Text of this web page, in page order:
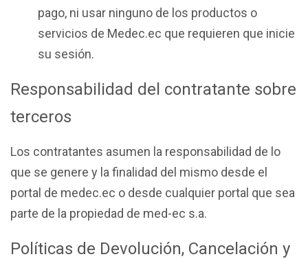
pago, ni usar ninguno de los productos o
servicios de Medec.ec que requieren que inicie
su sesión.
Responsabilidad del contratante sobre
terceros
Los contratantes asumen la responsabilidad de lo
que se genere y la finalidad del mismo desde el
portal de medec.ec o desde cualquier portal que sea
parte de la propiedad de med-ec s.a.
Políticas de Devolución, Cancelación y